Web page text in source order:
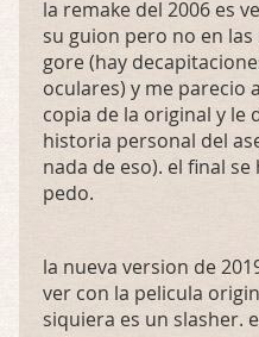
la remake del 2006 es
su guion pero no en
gore (hay
oculares) y me parecio
copia de la original y le
historia personal del
nada de eso). el final
pedo.
la nueva version de
ver con la pelicula
siquiera es un slasher.